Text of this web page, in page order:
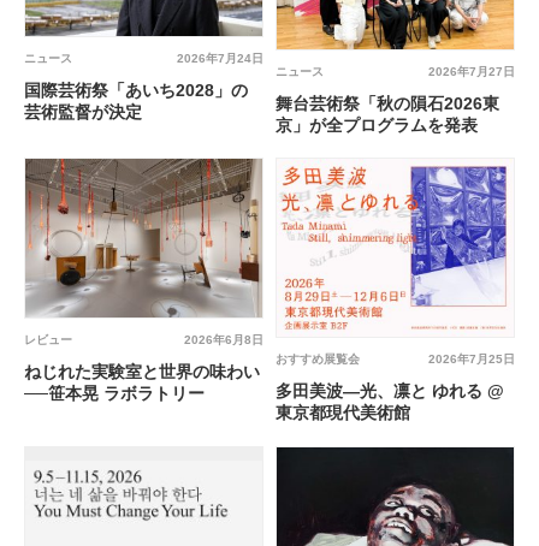
2026年7月24日
ニュース
国際芸術祭「あいち2028」の
芸術監督が決定
2026年7月27日
ニュース
舞台芸術祭「秋の隕石2026東
京」が全プログラムを発表
2026年6月8日
レビュー
ねじれた実験室と世界の味わい
──笹本晃 ラボラトリー
2026年7月25日
おすすめ展覧会
多田美波―光、凛と ゆれる @
東京都現代美術館